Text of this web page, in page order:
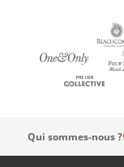
Qui sommes-nous ?